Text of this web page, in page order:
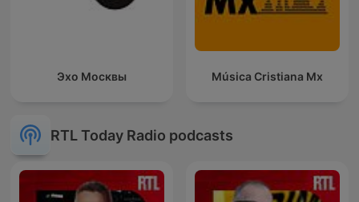
Эхо Москвы Música Cristiana Mx
RTL Today Radio podcasts